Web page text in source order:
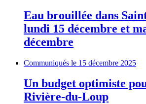
Eau brouillée dans
lundi 15 décembre et
décembre
Communiqués le 15 décembre 2025
Un budget optimiste
Rivière-du-Loup